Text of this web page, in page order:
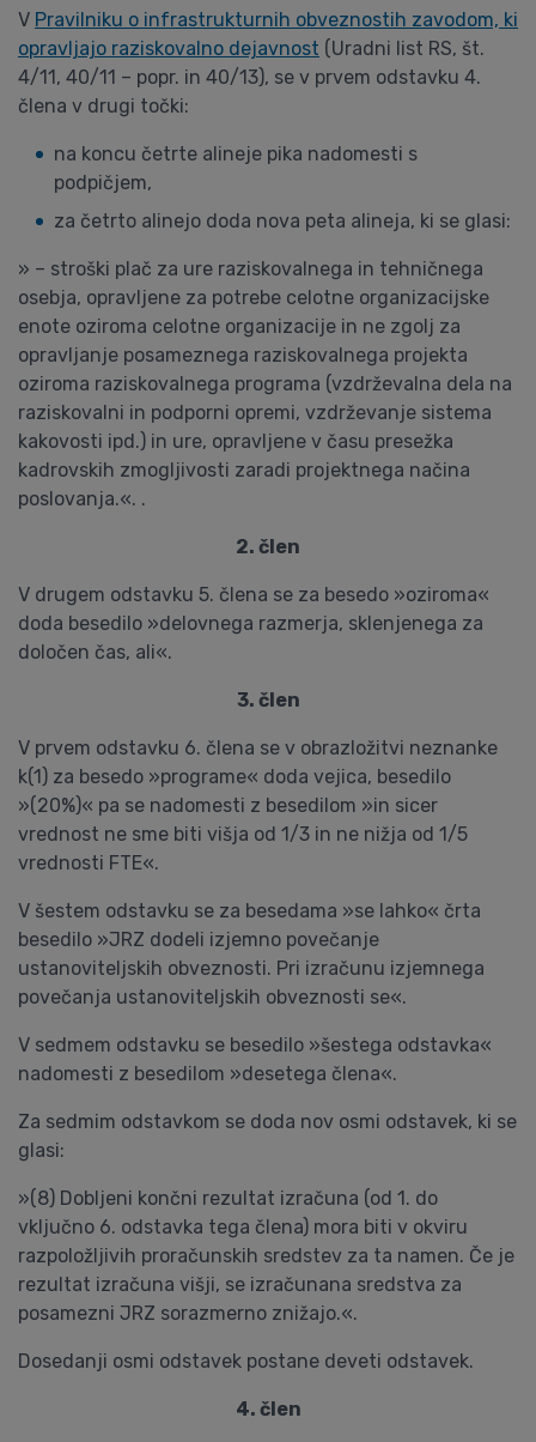
V Pravilniku o infrastrukturnih obveznostih zavodom, ki
opravljajo raziskovalno dejavnost (Uradni list RS, št.
4/11, 40/11 – popr. in 40/13), se v prvem odstavku 4.
člena v drugi točki:
na koncu četrte alineje pika nadomesti s
podpičjem,
za četrto alinejo doda nova peta alineja, ki se glasi:
» – stroški plač za ure raziskovalnega in tehničnega
osebja, opravljene za potrebe celotne organizacijske
enote oziroma celotne organizacije in ne zgolj za
opravljanje posameznega raziskovalnega projekta
oziroma raziskovalnega programa (vzdrževalna dela na
raziskovalni in podporni opremi, vzdrževanje sistema
kakovosti ipd.) in ure, opravljene v času presežka
kadrovskih zmogljivosti zaradi projektnega načina
poslovanja.«. .
2. člen
V drugem odstavku 5. člena se za besedo »oziroma«
doda besedilo »delovnega razmerja, sklenjenega za
določen čas, ali«.
3. člen
V prvem odstavku 6. člena se v obrazložitvi neznanke
k(1) za besedo »programe« doda vejica, besedilo
»(20%)« pa se nadomesti z besedilom »in sicer
vrednost ne sme biti višja od 1/3 in ne nižja od 1/5
vrednosti FTE«.
V šestem odstavku se za besedama »se lahko« črta
besedilo »JRZ dodeli izjemno povečanje
ustanoviteljskih obveznosti. Pri izračunu izjemnega
povečanja ustanoviteljskih obveznosti se«.
V sedmem odstavku se besedilo »šestega odstavka«
nadomesti z besedilom »desetega člena«.
Za sedmim odstavkom se doda nov osmi odstavek, ki se
glasi:
»(8) Dobljeni končni rezultat izračuna (od 1. do
vključno 6. odstavka tega člena) mora biti v okviru
razpoložljivih proračunskih sredstev za ta namen. Če je
rezultat izračuna višji, se izračunana sredstva za
posamezni JRZ sorazmerno znižajo.«.
Dosedanji osmi odstavek postane deveti odstavek.
4. člen